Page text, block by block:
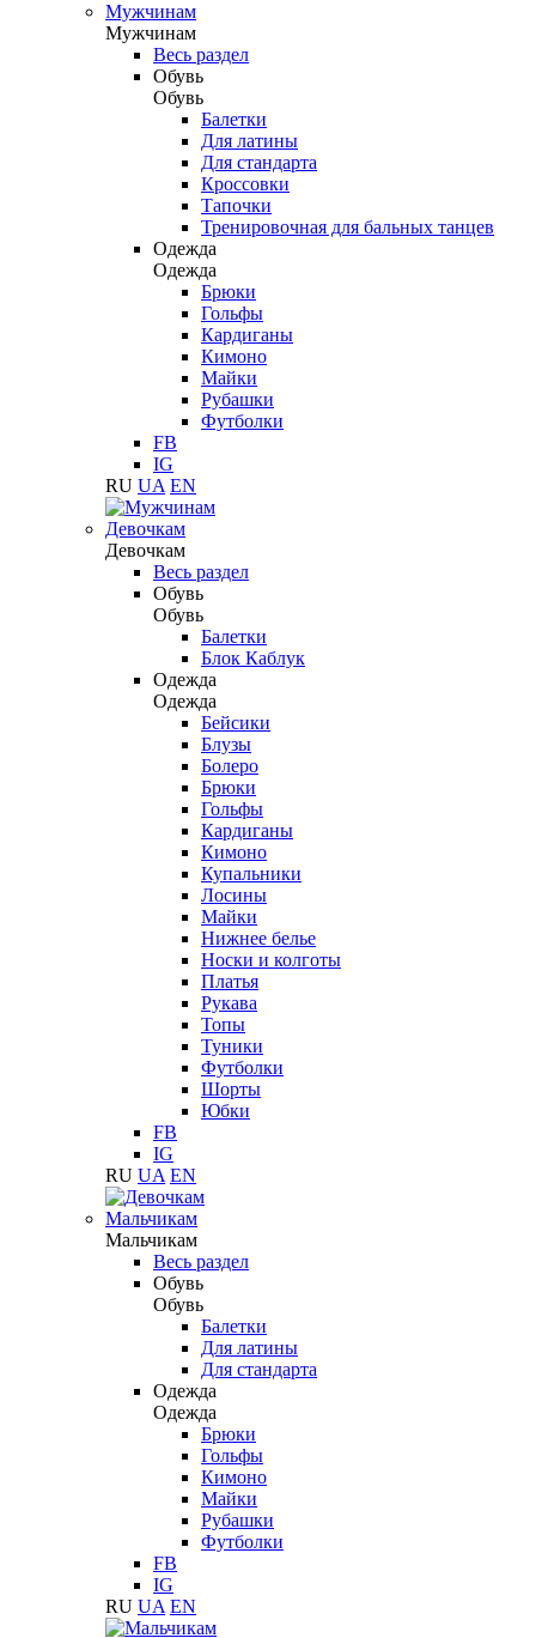
Мужчинам
Мужчинам
Весь раздел
Обувь
Обувь
Балетки
Для латины
Для стандарта
Кроссовки
Тапочки
Тренировочная для бальных танцев
Одежда
Одежда
Брюки
Гольфы
Кардиганы
Кимоно
Майки
Рубашки
Футболки
FB
IG
RU UA EN
Девочкам
Девочкам
Весь раздел
Обувь
Обувь
Балетки
Блок Каблук
Одежда
Одежда
Бейсики
Блузы
Болеро
Брюки
Гольфы
Кардиганы
Кимоно
Купальники
Лосины
Майки
Нижнее белье
Носки и колготы
Платья
Рукава
Топы
Туники
Футболки
Шорты
Юбки
FB
IG
RU UA EN
Мальчикам
Мальчикам
Весь раздел
Обувь
Обувь
Балетки
Для латины
Для стандарта
Одежда
Одежда
Брюки
Гольфы
Кимоно
Майки
Рубашки
Футболки
FB
IG
RU UA EN